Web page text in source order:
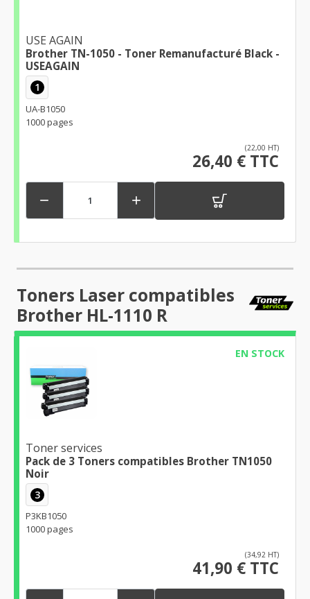
USE AGAIN
Brother TN-1050 - Toner Remanufacturé Black -
USEAGAIN
1
UA-B1050
1000 pages
(22,00 HT)
26,40 € TTC
 
Toners Laser compatibles
Brother HL-1110 R
EN STOCK
Toner services
Pack de 3 Toners compatibles Brother TN1050
Noir
3
P3KB1050
1000 pages
(34,92 HT)
41,90 € TTC